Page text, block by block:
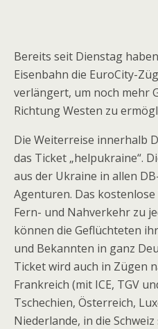
Bereits seit Dienstag
Eisenbahn die EuroCity-
verlängert, um noch mehr
Richtung Westen zu
Die Weiterreise innerhalb
das Ticket „helpukraine“.
aus der Ukraine in allen
Agenturen. Das
Fern- und Nahverkehr zu
können die Geflüchteten
und Bekannten in ganz
Ticket wird auch in Zügen
Frankreich (mit ICE, TGV
Tschechien, Österreich,
Niederlande, in die